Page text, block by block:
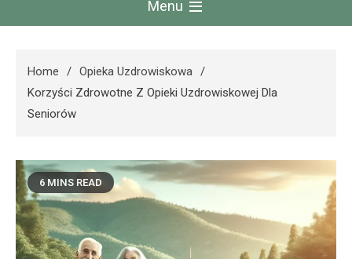
Menu
Home
Opieka Uzdrowiskowa
Korzyści Zdrowotne Z Opieki Uzdrowiskowej Dla
Seniorów
6 MINS READ